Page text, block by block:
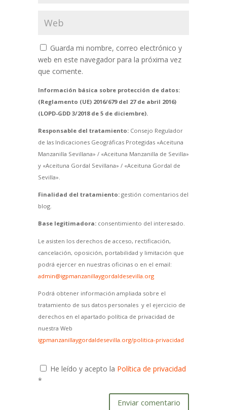
Guarda mi nombre, correo electrónico y
web en este navegador para la próxima vez
que comente.
Información básica sobre protección de datos:
(Reglamento (UE) 2016/679 del 27 de abril 2016)
(LOPD-GDD 3/2018 de 5 de diciembre).
Responsable del tratamiento:Consejo Regulador
de las Indicaciones Geográficas Protegidas «Aceituna
Manzanilla Sevillana» / «Aceituna Manzanilla de Sevilla»
y «Aceituna Gordal Sevillana» / «Aceituna Gordal de
Sevilla».
Finalidad del tratamiento:gestión comentarios del
blog.
Base legitimadora:consentimiento del interesado.
Le asisten los derechos de acceso, rectificación,
cancelación, oposición, portabilidad y limitación que
podrá ejercer en nuestras oficinas o en el email:
admin@igpmanzanillaygordaldesevilla.org
Podrá obtener información ampliada sobre el
tratamiento de sus datos personales y el ejercicio de
derechos en el apartado política de privacidad de
nuestra Web
igpmanzanillaygordaldesevilla.org/politica-privacidad
He leído y acepto la Política de privacidad
*
Enviar comentario